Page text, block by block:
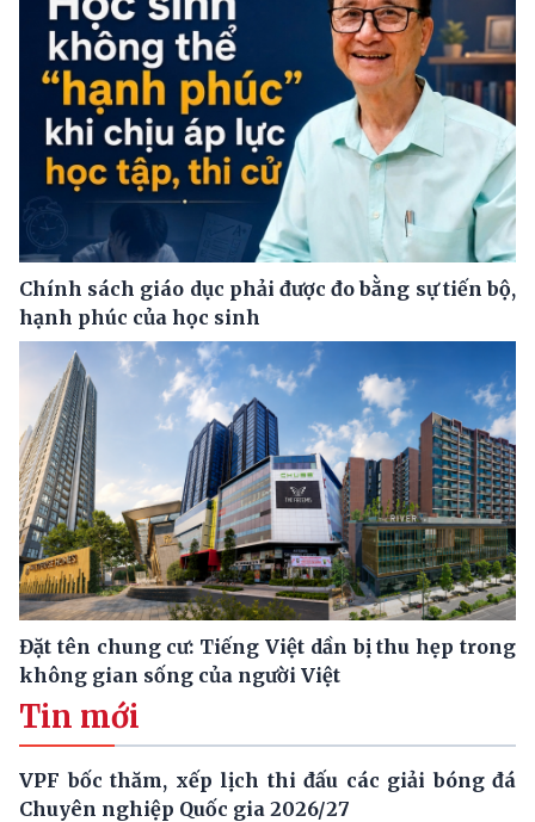
Chính sách giáo dục phải được đo bằng sự tiến bộ,
hạnh phúc của học sinh
Đặt tên chung cư: Tiếng Việt dần bị thu hẹp trong
không gian sống của người Việt
Tin mới
VPF bốc thăm, xếp lịch thi đấu các giải bóng đá
Chuyên nghiệp Quốc gia 2026/27